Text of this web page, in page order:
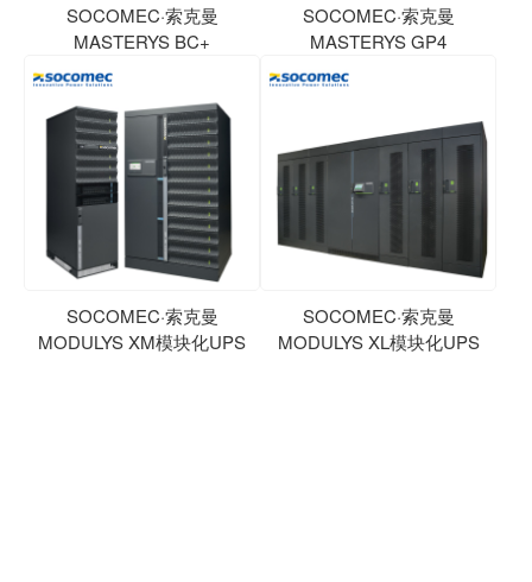
SOCOMEC·索克曼
MASTERYS BC+
SOCOMEC·索克曼
MASTERYS GP4
SOCOMEC·索克曼
MODULYS XM模块化UPS
SOCOMEC·索克曼
MODULYS XL模块化UPS